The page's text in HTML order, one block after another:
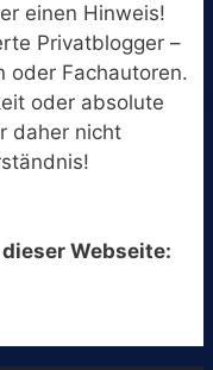
einen Hinweis!
Privatblogger –
oder Fachautoren.
oder absolute
daher nicht
Webseite: